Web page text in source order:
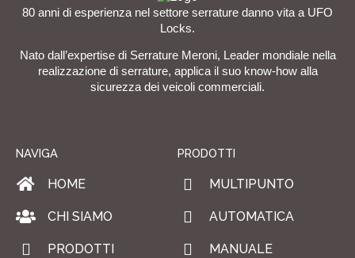
80 anni di esperienza nel settore serrature danno vita a UFO
Locks.
Nato dall’expertise di Serrature Meroni, Leader mondiale nella
realizzazione di serrature, applica il suo know-how alla
sicurezza dei veicoli commerciali.
NAVIGA
HOME
CHI SIAMO
PRODOTTI
PRODOTTI
MULTIPUNTO
AUTOMATICA
MANUALE